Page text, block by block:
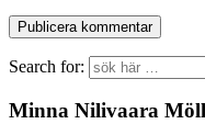
Search for:
Minna Nilivaara